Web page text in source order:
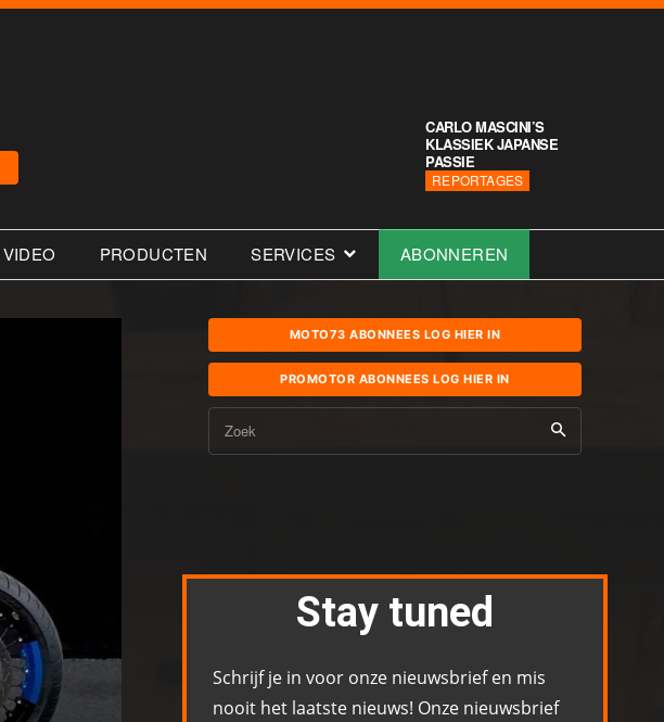
CARLO MASCINI’S
KLASSIEK JAPANSE
PASSIE
REPORTAGES
VIDEO PRODUCTEN SERVICES ABONNEREN
MOTO73 ABONNEES LOG HIER IN
PROMOTOR ABONNEES LOG HIER IN
Zoek
Stay tuned
Schrijf je in voor onze nieuwsbrief en mis
nooit het laatste nieuws! Onze nieuwsbrief